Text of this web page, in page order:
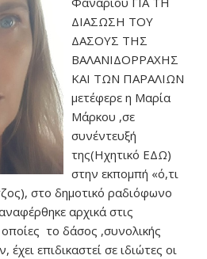
ΔΙΑΣΩΣΗ ΤΟΥ
ΔΑΣΟΥΣ ΤΗΣ
ΒΑΛΑΝΙΔΟΡΡΑΧΗΣ
ΚΑΙ ΤΩΝ ΠΑΡΑΛΙΩΝ
μετέφερε η Μαρία
Μάρκου ,σε
συνέντευξή
της(Ηχητικό ΕΔΩ)
στην εκπομπή «ό,τι
στο δημοτικό ραδιόφωνο
αρχικά στις
το δάσος ,συνολικής
επιδικαστεί σε ιδιώτες οι